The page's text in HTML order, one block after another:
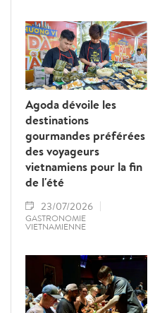
Agoda dévoile les
destinations
gourmandes préférées
des voyageurs
vietnamiens pour la fin
de l'été
23/07/2026
GASTRONOMIE
VIETNAMIENNE